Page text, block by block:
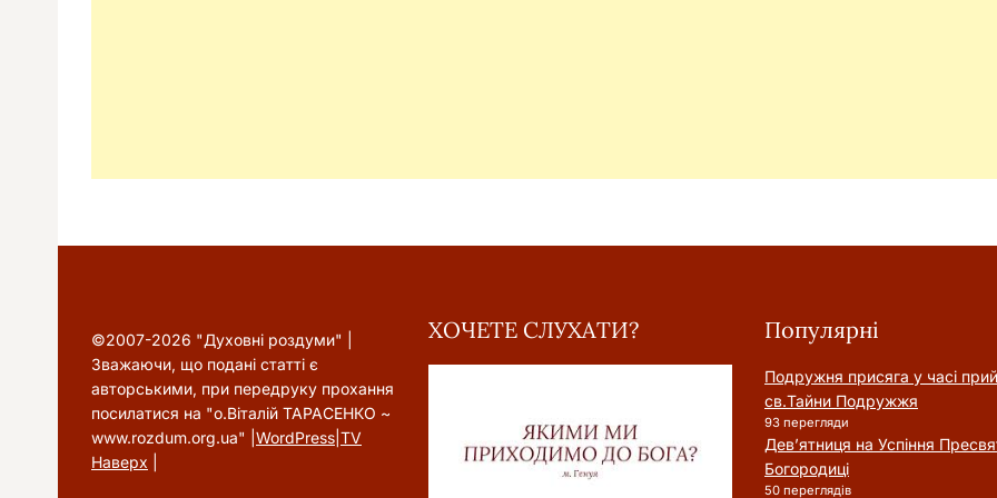
©2007-2026 "Духовні роздуми" |
Зважаючи, що подані статті є
авторськими, при передруку прохання
посилатися на "о.Віталій ТАРАСЕНКО ~
www.rozdum.org.ua" | WordPress TV
Наверх
ХОЧЕТЕ СЛУХАТИ? Популярні
Подружня присягa у часі
cв.Тайни Подружжя
93 перегляди
Дев’ятниця на Успіння
Богородиці
50 переглядів